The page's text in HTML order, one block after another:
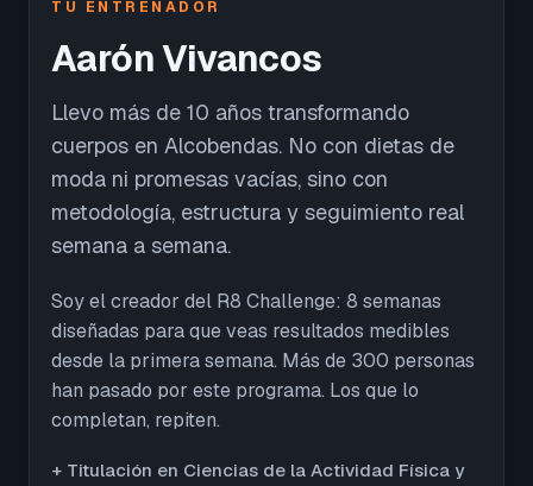
TU ENTRENADOR
Aarón Vivancos
Llevo más de 10 años transformando
cuerpos en Alcobendas. No con dietas de
moda ni promesas vacías, sino con
metodología, estructura y seguimiento real
semana a semana.
Soy el creador del R8 Challenge: 8 semanas
diseñadas para que veas resultados medibles
desde la primera semana. Más de 300 personas
han pasado por este programa. Los que lo
completan, repiten.
+ Titulación en Ciencias de la Actividad Física y